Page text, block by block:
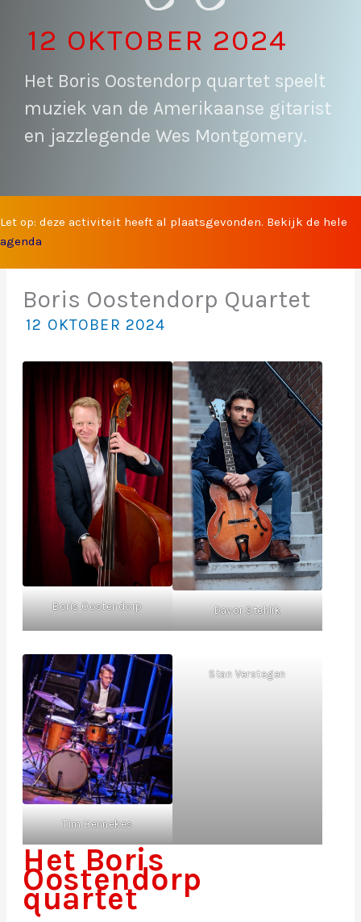
12 OKTOBER 2024
Het Boris Oostendorp quartet speelt
muziek van de Amerikaanse gitarist
en jazzlegende Wes Montgomery.
Let op: deze activiteit heeft al plaatsgevonden. Bekijk de hele
agenda
Boris Oostendorp Quartet
12 OKTOBER 2024
Boris Oostendorp Davor Stehlik
Tim Hennekes
Stan Verstegen
Het Boris
Oostendorp
quartet